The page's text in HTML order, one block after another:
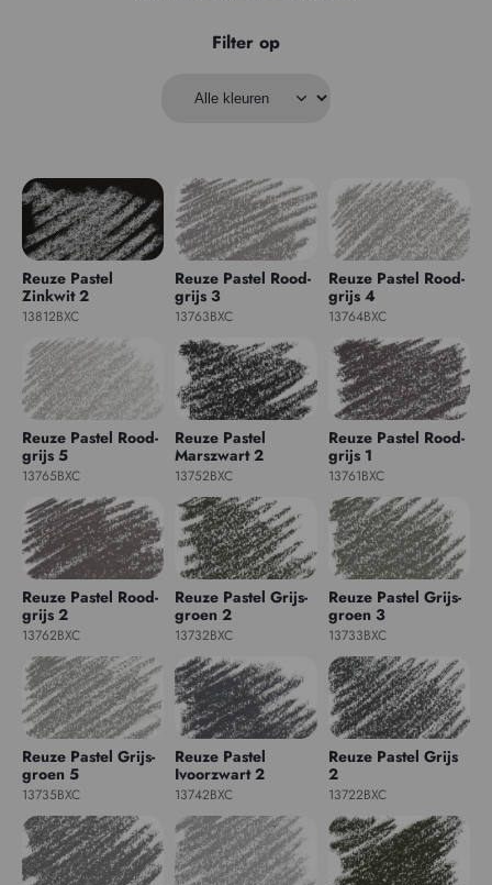
Filter op
Reuze Pastel
Zinkwit 2
13812BXC
Reuze Pastel Rood-
grijs 3
13763BXC
Reuze Pastel Rood-
grijs 4
13764BXC
Reuze Pastel Rood-
grijs 5
13765BXC
Reuze Pastel
Marszwart 2
13752BXC
Reuze Pastel Rood-
grijs 1
13761BXC
Reuze Pastel Rood-
grijs 2
13762BXC
Reuze Pastel Grijs-
groen 2
13732BXC
Reuze Pastel Grijs-
groen 3
13733BXC
Reuze Pastel Grijs-
groen 5
13735BXC
Reuze Pastel
Ivoorzwart 2
13742BXC
Reuze Pastel Grijs
2
13722BXC